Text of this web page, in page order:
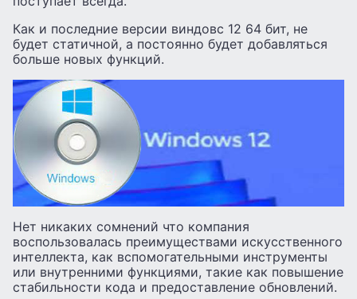
Как и последние версии виндовс 12 64 бит, не
будет статичной, а постоянно будет добавляться
больше новых функций.
Нет никаких сомнений что компания
воспользовалась преимуществами искусственного
интеллекта, как вспомогательными инструменты
или внутренними функциями, такие как повышение
стабильности кода и предоставление обновлений.